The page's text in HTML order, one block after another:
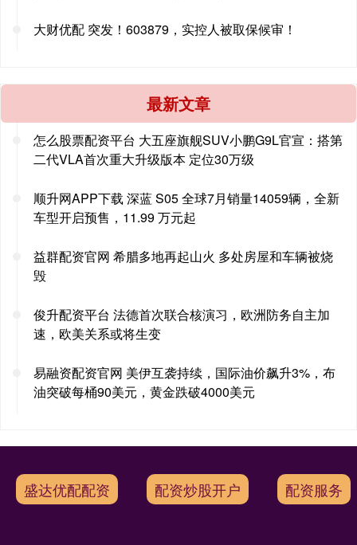
大财优配 突发！603879，实控人被取保候审！
最新文章
怎么股票配资平台 大五座旗舰SUV小鹏G9L官宣：搭第
二代VLA首次重大升级版本 定位30万级
顺升网APP下载 深蓝 S05 全球7月销量14059辆，全新
车型开启预售，11.99 万元起
益群配资官网 希腊多地再起山火 多处房屋和车辆被烧
毁
俊升配资平台 法德首次联合核演习，欧洲防务自主加
速，欧美关系或将生变
易融资配资官网 美伊互袭持续，国际油价飙升3%，布
油突破每桶90美元，黄金跌破4000美元
盛达优配配资 配资炒股开户 配资服务